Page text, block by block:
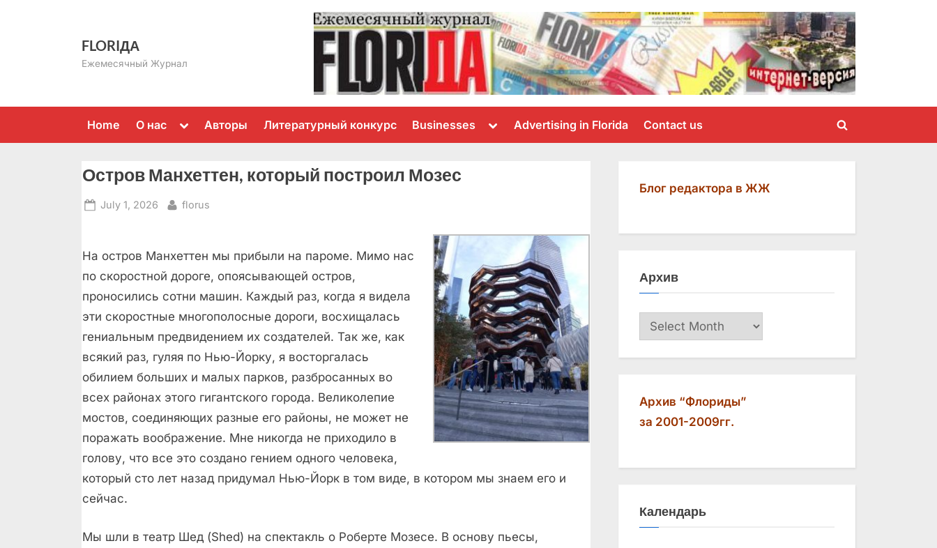
FLORIДА
Ежемесячный Журнал
Home О нас
Toggle
menu
Авторы Литературный конкурс Businesses
Toggle
menu
Advertising in Florida Contact us
Toggle
Остров Манхеттен, который построил Мозес
Posted
July 1, 2026 By
florus
На остров Манхеттен мы прибыли на пароме. Мимо нас
по скоростной дороге, опоясывающей остров,
проносились сотни машин. Каждый раз, когда я видела
эти скоростные многополосные дороги, восхищалась
гениальным предвидением их создателей. Так же, как
всякий раз, гуляя по Нью-Йорку, я восторгалась
обилием больших и малых парков, разбросанных во
всех районах этого гигантского города. Великолепие
мостов, соединяющих разные его районы, не может не
поражать воображение. Мне никогда не приходило в
голову, что все это создано гением одного человека,
который сто лет назад придумал Нью-Йорк в том виде, в котором мы знаем его и
сейчас.
Мы шли в театр Шед (Shed) на спектакль о Роберте Мозесе. В основу пьесы,
Блог редактора в ЖЖ
Архив
Архив
Архив “Флориды”
за 2001-2009гг.
Календарь